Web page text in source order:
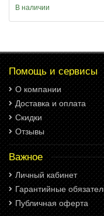
В наличии
Помощь и сервисы
О компании
Доставка и оплата
Скидки
Отзывы
Важное
Личный кабинет
Гарантийные
Публичная оферта